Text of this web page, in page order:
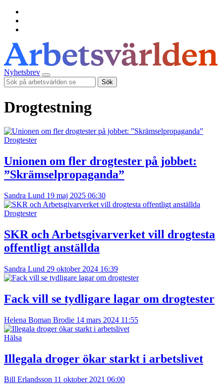
Nyhetsbrev
Sök
Drogtestning
Drogtester
Unionen om fler drogtester på jobbet:
”Skrämselpropaganda”
Sandra Lund 19 maj 2025 06:30
Drogtester
SKR och Arbetsgivarverket vill drogtesta
offentligt anställda
Sandra Lund 29 oktober 2024 16:39
Fack vill se tydligare lagar om drogtester
Helena Boman Brodie 14 mars 2024 11:55
Hälsa
Illegala droger ökar starkt i arbetslivet
Bill Erlandsson 11 oktober 2021 06:00